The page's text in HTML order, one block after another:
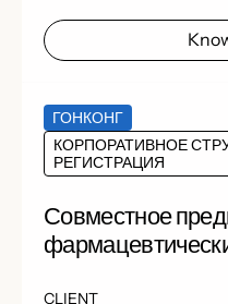
ГОНКОНГ
КОРПОРАТИВНОЕ
РЕГИСТРАЦИЯ
Совместное
CLIENT